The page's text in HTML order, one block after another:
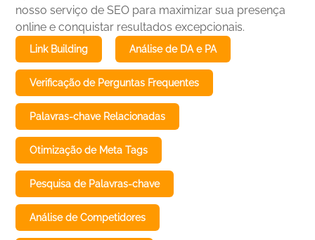
nosso serviço de SEO para maximizar sua presença
online e conquistar resultados excepcionais.
Link Building Análise de DA e PA
Verificação de Perguntas Frequentes
Palavras-chave Relacionadas
Otimização de Meta Tags
Pesquisa de Palavras-chave
Análise de Competidores